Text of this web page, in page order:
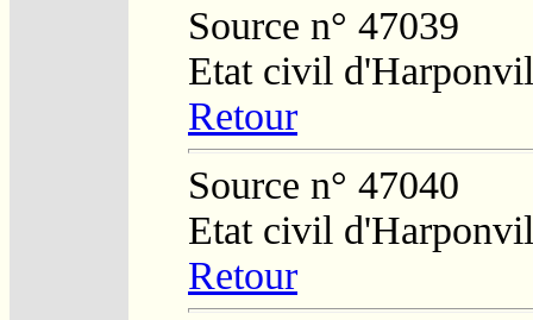
Source n° 47039
Etat civil
Retour
Source n° 47040
Etat civil
Retour